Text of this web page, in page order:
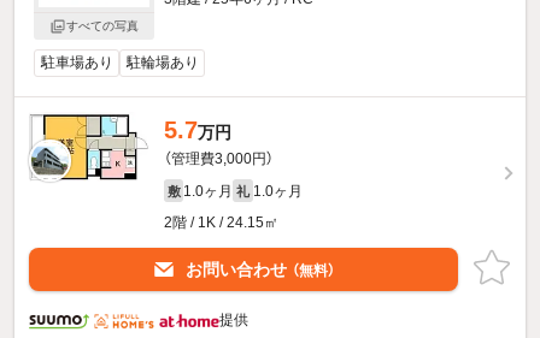
すべての写真
駐車場あり 駐輪場あり
5.7万円
（管理費3,000円）
敷 1.0ヶ月 礼 1.0ヶ月
2階 / 1K / 24.15㎡
お問い合わせ （無料）
提供